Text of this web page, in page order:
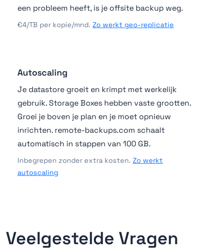
een probleem heeft, is je offsite backup weg.
€4/TB per kopie/mnd. Zo werkt geo-replicatie
Autoscaling
Je datastore groeit en krimpt met werkelijk
gebruik. Storage Boxes hebben vaste grootten.
Groei je boven je plan en je moet opnieuw
inrichten. remote-backups.com schaalt
automatisch in stappen van 100 GB.
Inbegrepen zonder extra kosten. Zo werkt
autoscaling
Veelgestelde Vragen